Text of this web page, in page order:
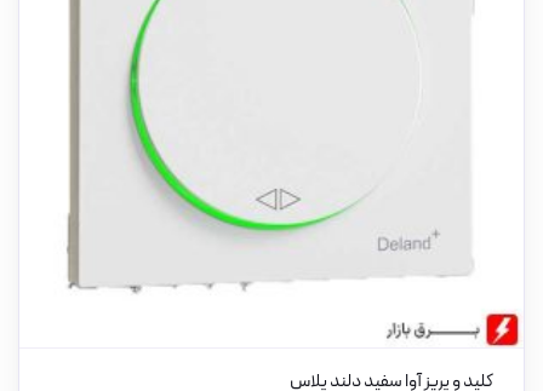
کلید و پریز آوا سفید دلند پلاس